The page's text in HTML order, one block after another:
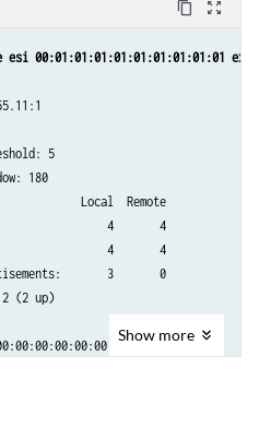
content_copy zoom_out_map
esi 00:01:01:01:01:01:01:01:01:01
5
180
Local  Remote
4       4
4       4
3       0
(2 up)
Mode
single-homed
up)
Status  L3 context
Show more